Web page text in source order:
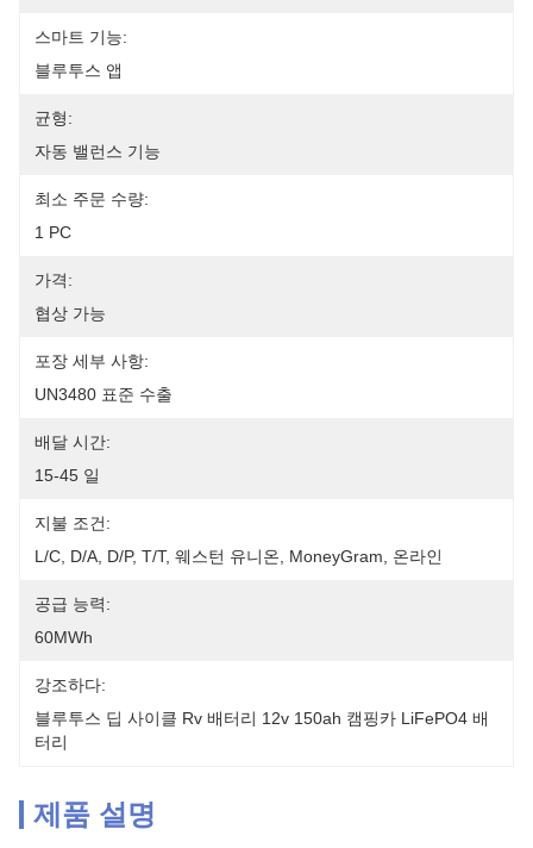
스마트 기능:
블루투스 앱
균형:
자동 밸런스 기능
최소 주문 수량:
1 PC
가격:
협상 가능
포장 세부 사항:
UN3480 표준 수출
배달 시간:
15-45 일
지불 조건:
L/C, D/A, D/P, T/T, 웨스턴 유니온, MoneyGram, 온라인
공급 능력:
60MWh
강조하다:
블루투스 딥 사이클 Rv 배터리 12v 150ah 캠핑카 LiFePO4 배
터리
제품 설명